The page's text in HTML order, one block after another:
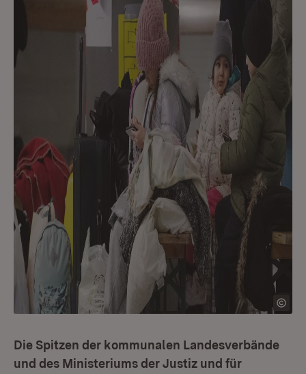
Die Spitzen der kommunalen Landesverbände
und des Ministeriums der Justiz und für